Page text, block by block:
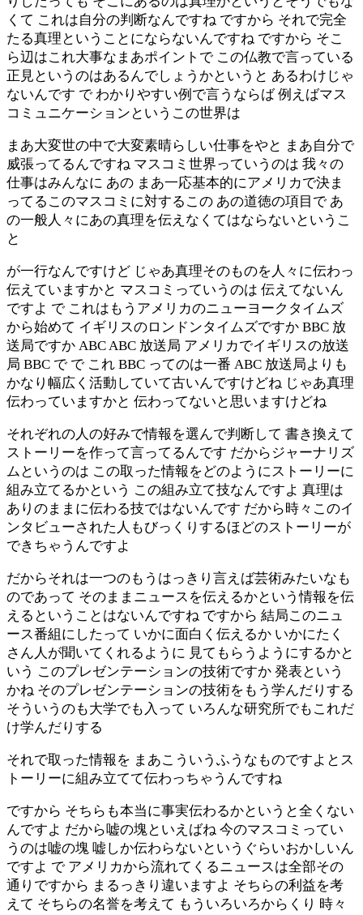
くて これは自分の判断なんですね ですから それで完全
たる真理ということにならないんですね ですから そこ
ら辺はこれ大事なまあポイントで この仏教で言っている
正見というのはあるんでしょうかというと あるわけじゃ
ないんです で わかりやすい例で言うならば 例えばマス
コミュニケーションというこの世界は
まあ大変世の中で大変素晴らしい仕事をやと まあ自分で
威張ってるんですね マスコミ世界っていうのは 我々の
仕事はみんなに あの まあ一応基本的にアメリカで決ま
ってるこのマスコミに対するこの あの道徳の項目で あ
の一般人々にあの真理を伝えなくてはならないというこ
と
が一行なんですけど じゃあ真理そのものを人々に伝わっ
伝えていますかと マスコミっていうのは 伝えてないん
ですよ で これはもうアメリカのニューヨークタイムズ
から始めて イギリスのロンドンタイムズですか BBC 放
送局ですか ABC ABC 放送局 アメリカでイギリスの放送
局 BBC で で これ BBC ってのは一番 ABC 放送局よりも
かなり幅広く活動していて古いんですけどね じゃあ真理
伝わっていますかと 伝わってないと思いますけどね
それぞれの人の好みで情報を選んで判断して 書き換えて
ストーリーを作って言ってるんです だからジャーナリズ
ムというのは この取った情報をどのようにストーリーに
組み立てるかという この組み立て技なんですよ 真理は
ありのままに伝わる技ではないんです だから時々このイ
ンタビューされた人もびっくりするほどのストーリーが
できちゃうんですよ
だからそれは一つのもうはっきり言えば芸術みたいなも
のであって そのままニュースを伝えるかという情報を伝
えるということはないんですね ですから 結局このニュ
ース番組にしたって いかに面白く伝えるか いかにたく
さん人が聞いてくれるように 見てもらうようにするかと
いう このプレゼンテーションの技術ですか 発表という
かね そのプレゼンテーションの技術をもう学んだりする
そういうのも大学でも入って いろんな研究所でもこれだ
け学んだりする
それで取った情報を まあこういうふうなものですよとス
トーリーに組み立てて伝わっちゃうんですね
ですから そちらも本当に事実伝わるかというと全くない
んですよ だから嘘の塊といえばね 今のマスコミってい
うのは嘘の塊 嘘しか伝わらないというぐらいおかしいん
ですよ で アメリカから流れてくるニュースは全部その
通りですから まるっきり違いますよ そちらの利益を考
えて そちらの名誉を考えて もういろいろからくり 時々